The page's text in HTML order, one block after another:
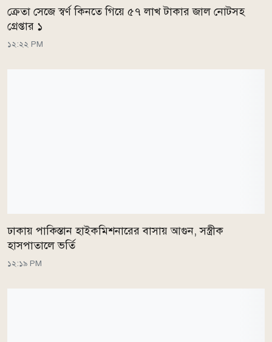
ক্রেতা সেজে স্বর্ণ কিনতে গিয়ে ৫৭ লাখ টাকার জাল নোটসহ
গ্রেপ্তার ১
১২:২২ PM
ঢাকায় পাকিস্তান হাইকমিশনারের বাসায় আগুন, সস্ত্রীক
হাসপাতালে ভর্তি
১২:১৯ PM